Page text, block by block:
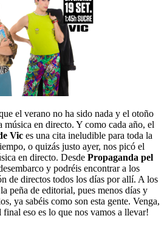
el verano no ha sido nada y el otoño
música en directo. Y como cada año, el
Vic es una cita ineludible para toda la
o quizás justo ayer, nos picó el
en directo. Desde Propaganda pel
y podréis encontrar a los
de directos todos los días por allí. A los
peña de editorial, pues menos días y
ya sabéis como son esta gente. Venga,
eso es lo que nos vamos a llevar!